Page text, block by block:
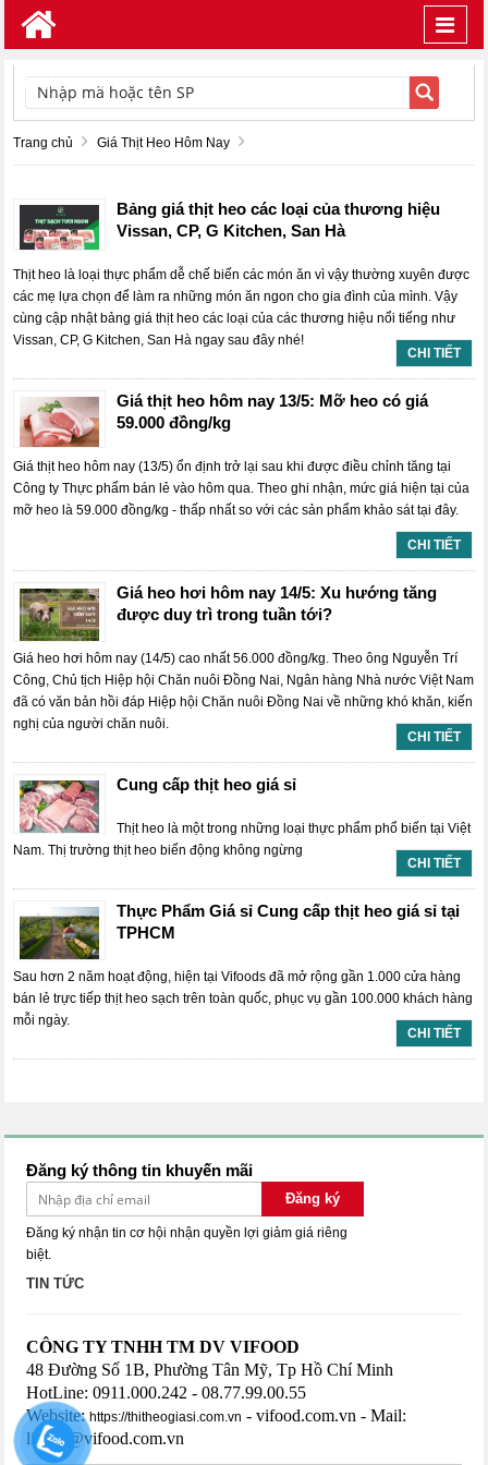
TÌM KIẾM
Trang chủ Giá Thịt Heo Hôm Nay
Bảng giá thịt heo các loại của thương hiệu
Vissan, CP, G Kitchen, San Hà
Thịt heo là loại thực phẩm dễ chế biến các món ăn vì vậy thường xuyên được
các mẹ lựa chọn để làm ra những món ăn ngon cho gia đình của mình. Vậy
cùng cập nhật bảng giá thịt heo các loại của các thương hiệu nổi tiếng như
Vissan, CP, G Kitchen, San Hà ngay sau đây nhé!
CHI TIẾT
Giá thịt heo hôm nay 13/5: Mỡ heo có giá
59.000 đồng/kg
Giá thịt heo hôm nay (13/5) ổn định trở lại sau khi được điều chỉnh tăng tại
Công ty Thực phẩm bán lẻ vào hôm qua. Theo ghi nhận, mức giá hiện tại của
mỡ heo là 59.000 đồng/kg - thấp nhất so với các sản phẩm khảo sát tại đây.
CHI TIẾT
Giá heo hơi hôm nay 14/5: Xu hướng tăng
được duy trì trong tuần tới?
Giá heo hơi hôm nay (14/5) cao nhất 56.000 đồng/kg. Theo ông Nguyễn Trí
Công, Chủ tịch Hiệp hội Chăn nuôi Đồng Nai, Ngân hàng Nhà nước Việt Nam
đã có văn bản hồi đáp Hiệp hội Chăn nuôi Đồng Nai về những khó khăn, kiến
nghị của người chăn nuôi.
CHI TIẾT
Cung cấp thịt heo giá sỉ
Thịt heo là một trong những loại thực phẩm phổ biến tại Việt
Nam. Thị trường thịt heo biến động không ngừng
CHI TIẾT
Thực Phẩm Giá sỉ Cung cấp thịt heo giá sỉ tại
TPHCM
Sau hơn 2 năm hoạt động, hiện tại Vifoods đã mở rộng gần 1.000 cửa hàng
bán lẻ trực tiếp thịt heo sạch trên toàn quốc, phục vụ gần 100.000 khách hàng
mỗi ngày.
CHI TIẾT
Đăng ký thông tin khuyến mãi
Đăng ký
Đăng ký nhận tin cơ hội nhận quyền lợi giảm giá riêng
biệt.
TIN TỨC
CÔNG TY TNHH TM DV VIFOOD
48 Đường Số 1B, Phường Tân Mỹ, Tp Hồ Chí Minh
HotLine: 0911.000.242 - 08.77.99.00.55
Website:https://thitheogiasi.com.vn - vifood.com.vn - Mail:
lienhe@vifood.com.vn